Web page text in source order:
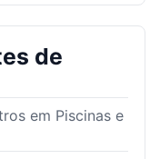
de
em Piscinas e